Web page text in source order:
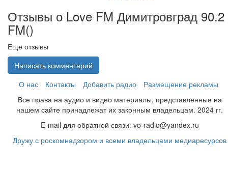
Отзывы о Love FM Димитровград 90.2
FM()
Еще отзывы
Написать комментарий
О нас
Контакты Добавить радио
Размещение рекламы
Все права на аудио и видео материалы, представленные на
нашем сайте принадлежат их законным владельцам. 2024 гг.
E-mail для обратной связи: vo-radio@yandex.ru
Дружу с роскомнадзором и всеми владельцами медиаресурсов